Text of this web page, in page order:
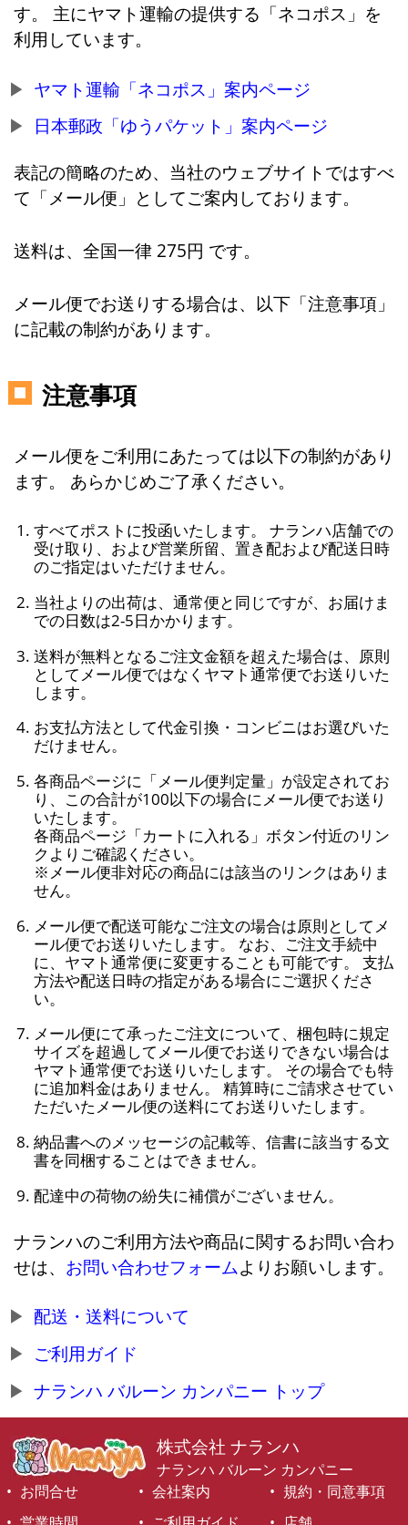
す。 主にヤマト運輸の提供する「ネコポス」を
利用しています。
ヤマト運輸「ネコポス」案内ページ
日本郵政「ゆうパケット」案内ページ
表記の簡略のため、当社のウェブサイトではすべ
て「メール便」としてご案内しております。
送料は、全国一律 275円 です。
メール便でお送りする場合は、以下「注意事項」
に記載の制約があります。
注意事項
メール便をご利用にあたっては以下の制約があり
ます。 あらかじめご了承ください。
すべてポストに投函いたします。 ナランハ店舗での
受け取り、および営業所留、置き配および配送日時
のご指定はいただけません。
当社よりの出荷は、通常便と同じですが、お届けま
での日数は2-5日かかります。
送料が無料となるご注文金額を超えた場合は、原則
としてメール便ではなくヤマト通常便でお送りいた
します。
お支払方法として代金引換・コンビニはお選びいた
だけません。
各商品ページに「メール便判定量」が設定されてお
り、この合計が100以下の場合にメール便でお送り
いたします。
各商品ページ「カートに入れる」ボタン付近のリン
クよりご確認ください。
※メール便非対応の商品には該当のリンクはありま
せん。
メール便で配送可能なご注文の場合は原則としてメ
ール便でお送りいたします。 なお、ご注文手続中
に、ヤマト通常便に変更することも可能です。 支払
方法や配送日時の指定がある場合にご選択くださ
い。
メール便にて承ったご注文について、梱包時に規定
サイズを超過してメール便でお送りできない場合は
ヤマト通常便でお送りいたします。 その場合でも特
に追加料金はありません。 精算時にご請求させてい
ただいたメール便の送料にてお送りいたします。
納品書へのメッセージの記載等、信書に該当する文
書を同梱することはできません。
配達中の荷物の紛失に補償がございません。
ナランハのご利用方法や商品に関するお問い合わ
せは、 お問い合わせフォームよりお願いします。
配送・送料について
ご利用ガイド
ナランハ バルーン カンパニー トップ
株式会社 ナランハ
ナランハ バルーン カンパニー
お問合せ
会社案内
規約・同意事項